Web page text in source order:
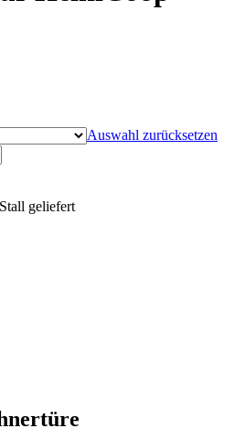
Auswahl zurücksetzen
geliefert